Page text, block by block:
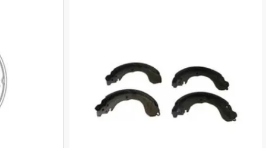
HATCH 1.0 8V FIRE GASOLINA (2002
1.3 16V FIRE GASOLINA (2000 -